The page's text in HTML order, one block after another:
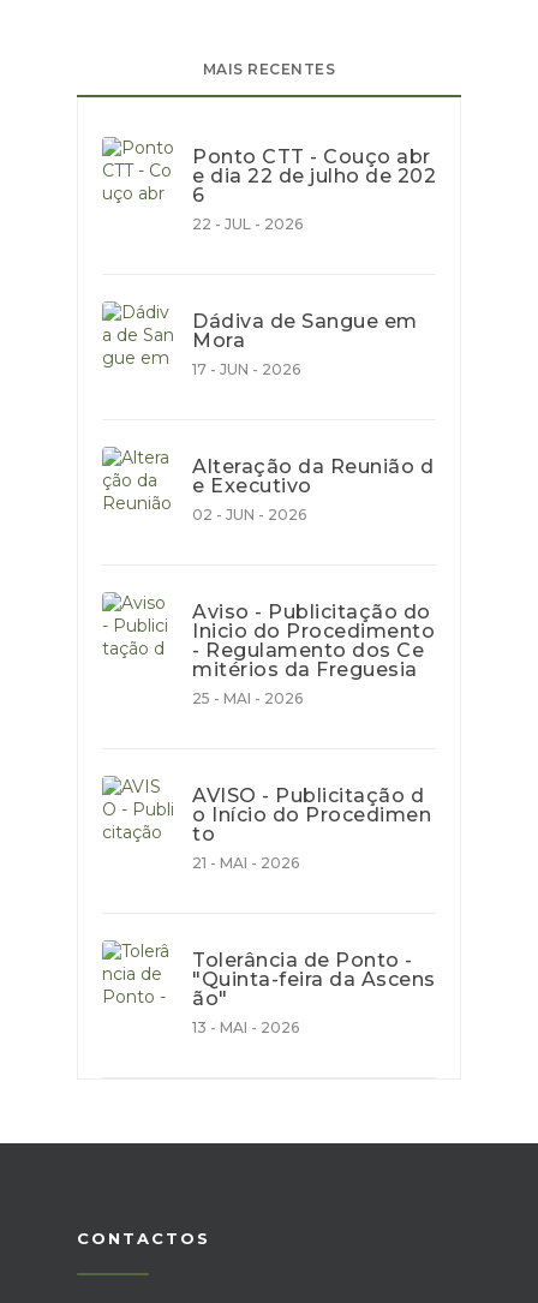
MAIS RECENTES
Ponto CTT - Couço abr
e dia 22 de julho de 202
6
22 - JUL - 2026
Dádiva de Sangue em
Mora
17 - JUN - 2026
Alteração da Reunião d
e Executivo
02 - JUN - 2026
Aviso - Publicitação do
Inicio do Procedimento
- Regulamento dos Ce
mitérios da Freguesia
25 - MAI - 2026
AVISO - Publicitação d
o Início do Procedimen
to
21 - MAI - 2026
Tolerância de Ponto -
"Quinta-feira da Ascens
ão"
13 - MAI - 2026
CONTACTOS